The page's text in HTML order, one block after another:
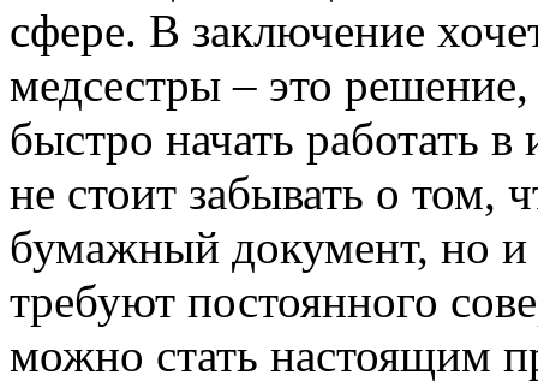
сфере. В заключение
медсестры – это
быстро начать работать
не стоит забывать о том,
бумажный документ, но и
требуют постоянного
можно стать настоящим